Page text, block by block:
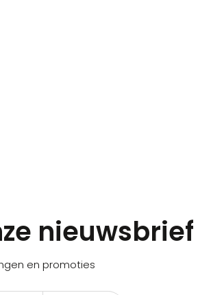
nieuwsbrief
en promoties